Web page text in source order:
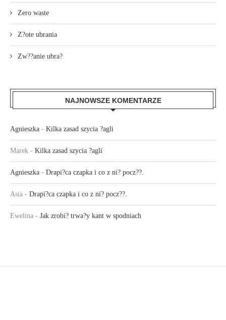
Zero waste
Z?ote ubrania
Zw??anie ubra?
NAJNOWSZE KOMENTARZE
Agnieszka - Kilka zasad szycia ?agli
Marek - Kilka zasad szycia ?agli
Agnieszka - Drapi?ca czapka i co z ni? pocz??.
Asia - Drapi?ca czapka i co z ni? pocz??.
Ewelina - Jak zrobi? trwa?y kant w spodniach